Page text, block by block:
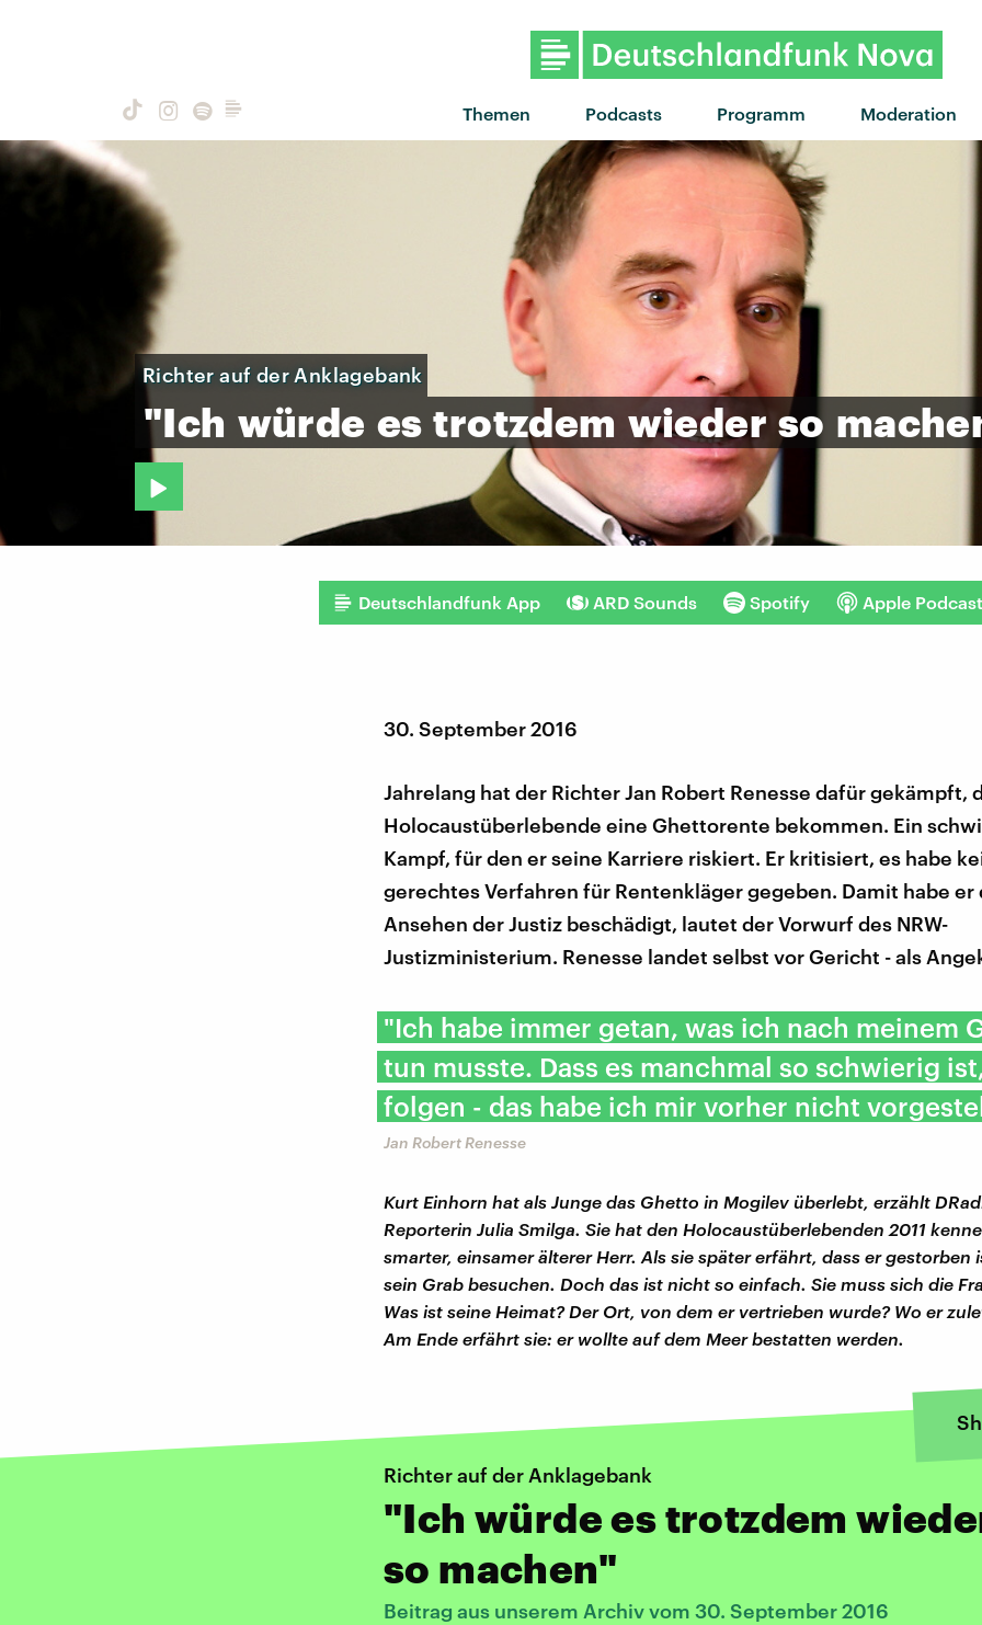
Themen Podcasts Programm Moderation
Richter auf der Anklagebank
"Ich würde es trotzdem wieder so
Deutschlandfunk App ARD Sounds Spotify Apple
30. September 2016
Jahrelang hat der Richter Jan Robert Renesse dafür gekämpft,
Holocaustüberlebende eine Ghettorente bekommen. Ein
Kampf, für den er seine Karriere riskiert. Er kritisiert, es habe
gerechtes Verfahren für Rentenkläger gegeben. Damit habe er
Ansehen der Justiz beschädigt, lautet der Vorwurf des NRW-
Justizministerium. Renesse landet selbst vor Gericht - als
"Ich habe immer getan, was ich nach meinem
tun musste. Dass es manchmal so schwierig
folgen - das habe ich mir vorher nicht
Jan Robert Renesse
Kurt Einhorn hat als Junge das Ghetto in Mogilev überlebt, erzählt
Reporterin Julia Smilga. Sie hat den Holocaustüberlebenden 2011
smarter, einsamer älterer Herr. Als sie später erfährt, dass er gestorben
sein Grab besuchen. Doch das ist nicht so einfach. Sie muss sich die
Was ist seine Heimat? Der Ort, von dem er vertrieben wurde? Wo er
Am Ende erfährt sie: er wollte auf dem Meer bestatten werden.
Richter auf der Anklagebank
"Ich würde es trotzdem
so machen"
Beitrag aus unserem Archiv vom 30. September 2016